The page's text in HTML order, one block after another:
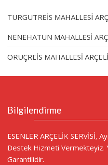
TURGUTREİS MAHALLESİ
NENEHATUN MAHALLESİ
ORUÇREİS MAHALLESİ
Bilgilendirme
ESENLER ARÇELİK SERVİSİ,
Destek Hizmeti Vermekteyiz.
Garantilidir.